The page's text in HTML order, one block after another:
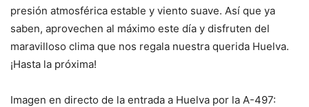
presión atmosférica estable y viento suave. Así que ya
saben, aprovechen al máximo este día y disfruten del
maravilloso clima que nos regala nuestra querida Huelva.
¡Hasta la próxima!
Imagen en directo de la entrada a Huelva por la A-497: